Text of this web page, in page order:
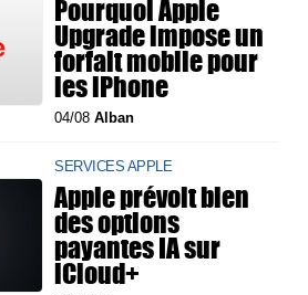
Pourquoi Apple
Upgrade impose un
forfait mobile pour
les iPhone
04/08Alban
SERVICES APPLE
Apple prévoit bien
des options
payantes IA sur
iCloud+